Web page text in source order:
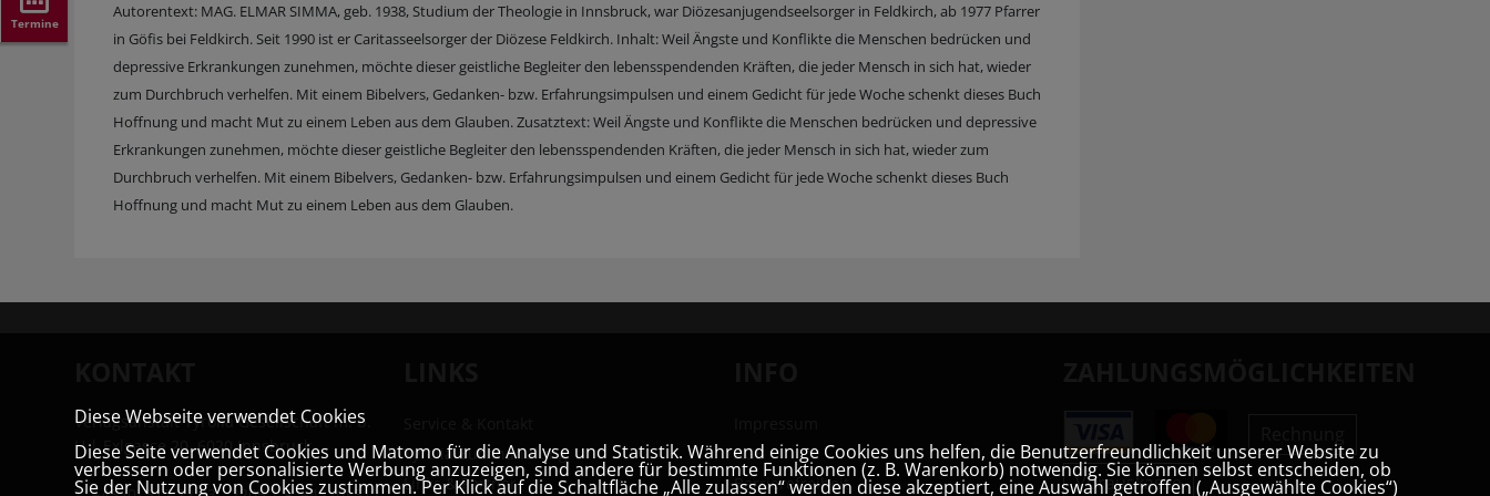
Termine
Autorentext: MAG. ELMAR SIMMA, geb. 1938, Studium der Theologie in Innsbruck, war Diözesanjugendseelsorger in Feldkirch, ab 1977 Pfarrer
in Göfis bei Feldkirch. Seit 1990 ist er Caritasseelsorger der Diözese Feldkirch. Inhalt: Weil Ängste und Konflikte die Menschen bedrücken und
depressive Erkrankungen zunehmen, möchte dieser geistliche Begleiter den lebensspendenden Kräften, die jeder Mensch in sich hat, wieder
zum Durchbruch verhelfen. Mit einem Bibelvers, Gedanken- bzw. Erfahrungsimpulsen und einem Gedicht für jede Woche schenkt dieses Buch
Hoffnung und macht Mut zu einem Leben aus dem Glauben. Zusatztext: Weil Ängste und Konflikte die Menschen bedrücken und depressive
Erkrankungen zunehmen, möchte dieser geistliche Begleiter den lebensspendenden Kräften, die jeder Mensch in sich hat, wieder zum
Durchbruch verhelfen. Mit einem Bibelvers, Gedanken- bzw. Erfahrungsimpulsen und einem Gedicht für jede Woche schenkt dieses Buch
Hoffnung und macht Mut zu einem Leben aus dem Glauben.
Verlagsanstalt Tyrolia Gesellschaft m. b.
H | Exlgasse 20, 6020 Innsbruck
Tyrolia Buchhandlung
Links & Partner
AGB
Barrierefreiheit
Vorauskasse
Diese Webseite verwendet Cookies
Diese Seite verwendet Cookies und Matomo für die Analyse und Statistik. Während einige Cookies uns helfen, die Benutzerfreundlichkeit unserer Website zu
verbessern oder personalisierte Werbung anzuzeigen, sind andere für bestimmte Funktionen (z. B. Warenkorb) notwendig. Sie können selbst entscheiden, ob
Sie der Nutzung von Cookies zustimmen. Per Klick auf die Schaltfläche „Alle zulassen“ werden diese akzeptiert, eine Auswahl getroffen („Ausgewählte Cookies“)